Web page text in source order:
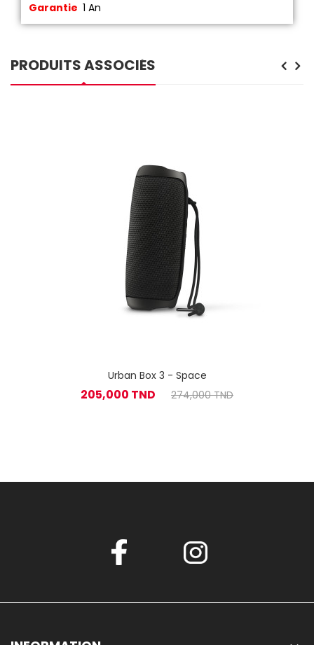
Garantie 1 An
PRODUITS ASSOCIÉS
Urban Box 3 - Space
205,000 TND 274,000 TND